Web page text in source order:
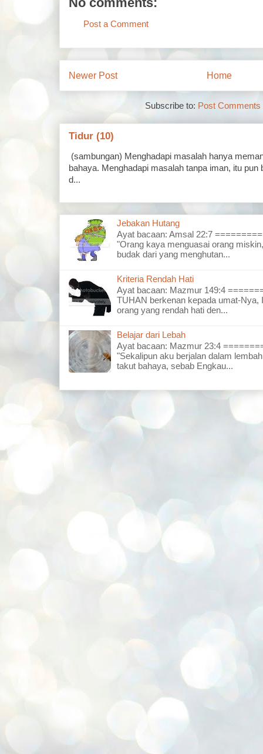
Post a Comment
Newer Post Home
Subscribe to: Post Comments
Tidur (10)
(sambungan) Menghadapi masalah hanya
bahaya. Menghadapi masalah tanpa iman, itu
d...
Jebakan Hutang
Ayat bacaan: Amsal 22:7
"Orang kaya menguasai orang
budak dari yang menghutan...
Kriteria Rendah Hati
Ayat bacaan: Mazmur 149:4
TUHAN berkenan kepada umat-Nya,
orang yang rendah hati den...
Belajar dari Lebah
Ayat bacaan: Mazmur 23:4
"Sekalipun aku berjalan dalam
takut bahaya, sebab Engkau...